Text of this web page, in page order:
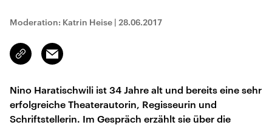
Moderation: Katrin Heise | 28.06.2017
Link
kopieren/teilen
Email
Nino Haratischwili ist 34 Jahre alt und bereits eine sehr
erfolgreiche Theaterautorin, Regisseurin und
Schriftstellerin. Im Gespräch erzählt sie über die